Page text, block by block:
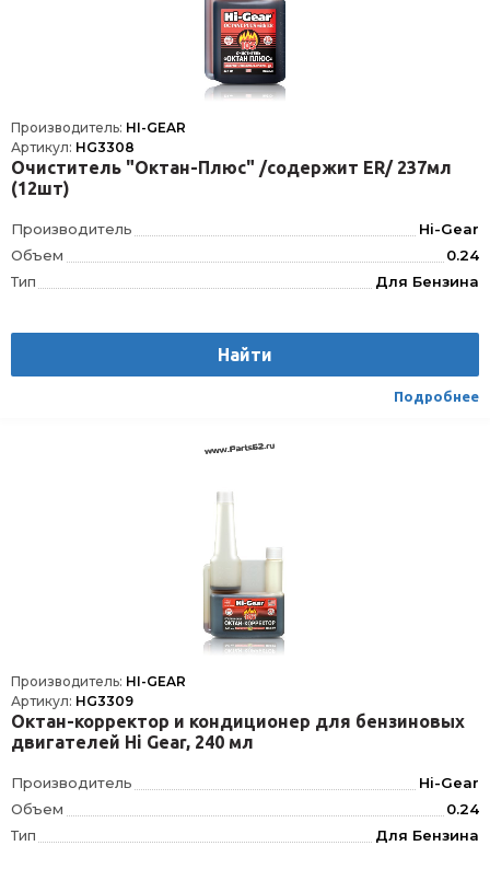
Производитель: HI-GEAR
Артикул: HG3308
Очиститель "Октан-Плюс" /содержит ER/ 237мл
(12шт)
Производитель
Hi-Gear
Объем
0.24
Тип
Для Бензина
Найти
Подробнее
Производитель: HI-GEAR
Артикул: HG3309
Октан-корректор и кондиционер для бензиновых
двигателей Hi Gear, 240 мл
Производитель
Hi-Gear
Объем
0.24
Тип
Для Бензина